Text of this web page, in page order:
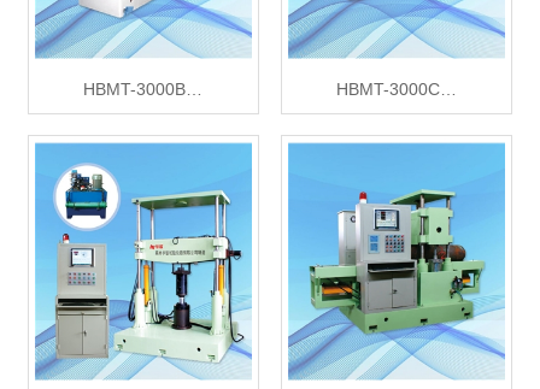
HBMT-3000B… HBMT-3000C…